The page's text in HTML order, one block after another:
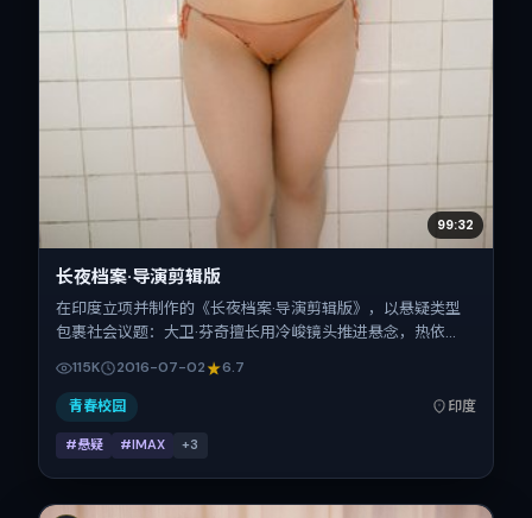
99:32
长夜档案·导演剪辑版
在印度立项并制作的《长夜档案·导演剪辑版》，以悬疑类型
包裹社会议题：大卫·芬奇擅长用冷峻镜头推进悬念，热依
映时间：2016-07-02；片长144分钟；适合关注现实质感与
类型片结构的观众。
115K 2016-07-02 6.7
青春校园 印度
#悬疑 #IMAX +3